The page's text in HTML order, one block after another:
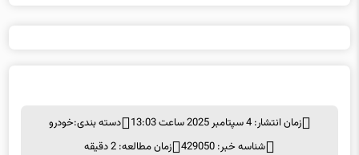
زمان انتشار: 4 سپتامبر 2025 ساعت 13:03 دسته بندی:خودرو
شناسه خبر: 429050
زمان مطالعه: 2 دقیقه